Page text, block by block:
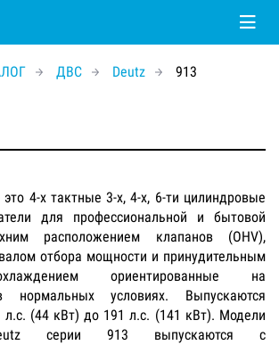
ДВС Deutz 913
4-х тактные 3-х, 4-х, 6-ти цилиндровые
для профессиональной и бытовой
расположением клапанов (OHV),
отбора мощности и принудительным
ориентированные на
нормальных условиях. Выпускаются
(44 кВт) до 191 л.с. (141 кВт). Модели
серии 913 выпускаются с